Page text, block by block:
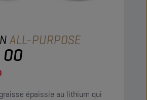
ALL-PURPOSE
00
épaissie au lithium qui